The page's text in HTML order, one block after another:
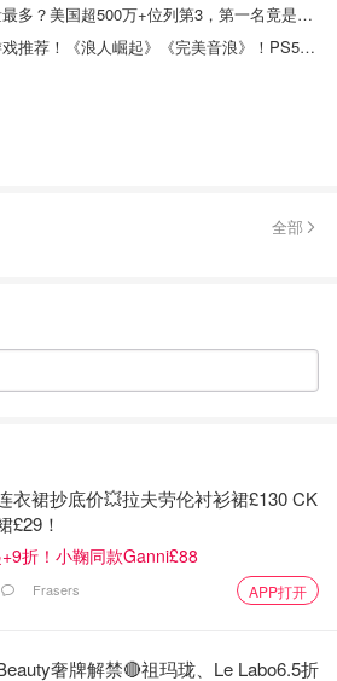
哪个国家华侨数量最多？美国超500万+位列第3，第一名竟是这个国家？！
2024 3月新发售游戏推荐！《浪人崛起》《完美音浪》！PS5、Switch、Xbox必玩游戏！
全部
衣裙抄底价💥拉夫劳伦衬衫裙£130 CK
£29！
折！小鞠同款Ganni£88
Frasers APP打开
奢牌解禁🔴祖玛珑、Le Labo6.5折